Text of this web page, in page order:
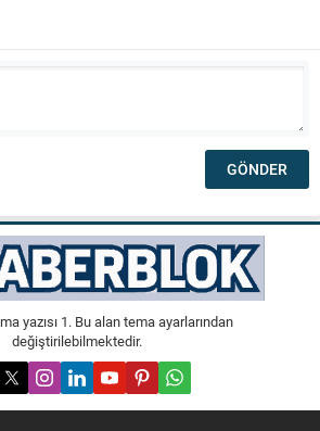
yazısı 1. Bu alan tema ayarlarından
değiştirilebilmektedir.